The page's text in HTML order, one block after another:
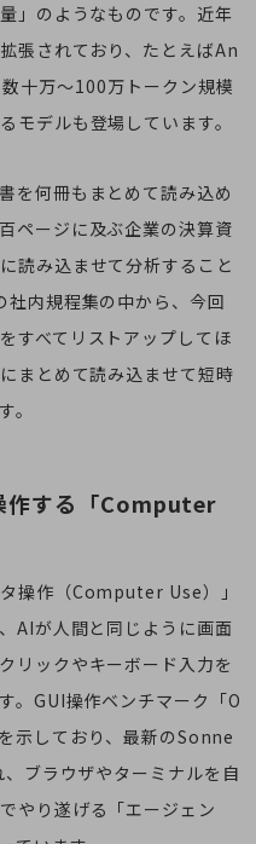
りはこちら
」のようなものです。近年
張されており、たとえばAn
十万～100万トークン規模
モデルも登場しています。
を何冊もまとめて読み込め
ページに及ぶ企業の決算資
読み込ませて分析すること
内規程集の中から、今回
すべてリストアップしてほ
まとめて読み込ませて短時
。
作する「Computer
操作（Computer Use）」
AIが人間と同じように画面
リックやキーボード入力を
。GUI操作ベンチマーク「O
示しており、最新のSonne
ブラウザやターミナルを自
やり遂げる「エージェン